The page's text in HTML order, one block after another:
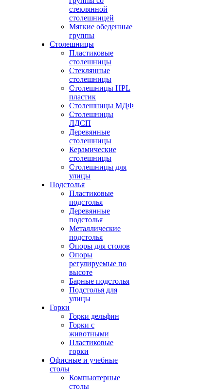
стеклянной
столешницей
Мягкие обеденные
группы
Столешницы
Пластиковые
столешницы
Стеклянные
столешницы
Столешницы HPL
пластик
Столешницы МДФ
Столешницы
ЛДСП
Деревянные
столешницы
Керамические
столешницы
Столешницы для
улицы
Подстолья
Пластиковые
подстолья
Деревянные
подстолья
Металлические
подстолья
Опоры для столов
Опоры
регулируемые по
высоте
Барные подстолья
Подстолья для
улицы
Горки
Горки дельфин
Горки с
животными
Пластиковые
горки
Офисные и учебные
столы
Компьютерные
столы